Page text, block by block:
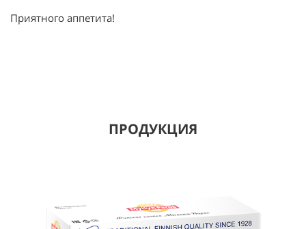
Приятного аппетита!
ПРОДУКЦИЯ